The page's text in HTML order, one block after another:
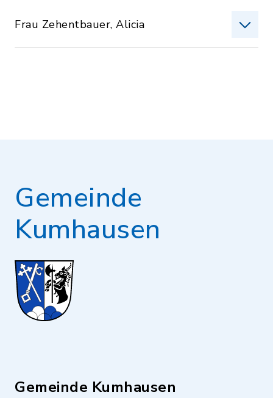
Frau Zehentbauer, Alicia
Gemeinde
Kumhausen
Gemeinde Kumhausen